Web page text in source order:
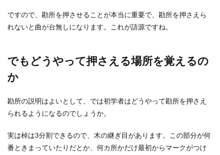
ですので、勘所を押させることが本当に重要で、勘所を押さえら
れないと曲が台無しになります。これが語源ですね。
でもどうやって押さえる場所を覚えるの
か
勘所の説明はよいとして、では初学者はどうやって勘所を押さえ
られるようになるのでしょうか。
実は棹は3分割できるので、木の継ぎ目があります。この部分が何
番ときまっていたりだとか、何カ所かだけ最初からマークがつけ